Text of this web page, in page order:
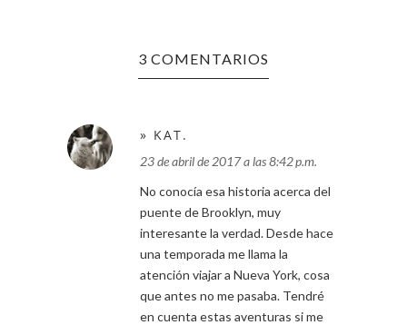
3 COMENTARIOS
» KAT.
23 de abril de 2017 a las 8:42 p.m.
No conocía esa historia acerca del
puente de Brooklyn, muy
interesante la verdad. Desde hace
una temporada me llama la
atención viajar a Nueva York, cosa
que antes no me pasaba. Tendré
en cuenta estas aventuras si me